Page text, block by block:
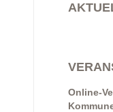
Online-